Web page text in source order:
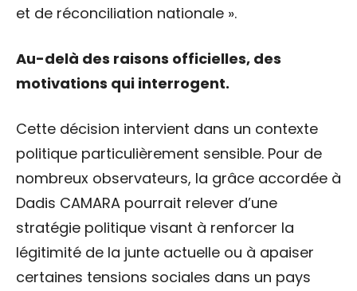
et de réconciliation nationale ».
Au-delà des raisons officielles, des
motivations qui interrogent.
Cette décision intervient dans un contexte
politique particulièrement sensible. Pour de
nombreux observateurs, la grâce accordée à
Dadis CAMARA pourrait relever d’une
stratégie politique visant à renforcer la
légitimité de la junte actuelle ou à apaiser
certaines tensions sociales dans un pays